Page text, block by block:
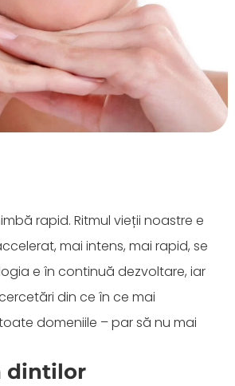
rapid. Ritmul vieții noastre e
mai intens, mai rapid, se
e în continuă dezvoltare, iar
din ce în ce mai
domeniile – par să nu mai
dintilor